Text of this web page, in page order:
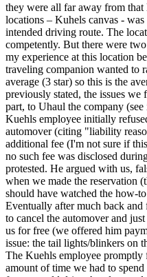
they were all far away from
locations – Kuhels canvas -
intended driving route. The
competently. But there were
my experience at this location
traveling companion wanted to
average (3 star) so this is the
previously stated, the issues we
part, to Uhaul the company
Kuehls employee initially
automover (citing "liability
additional fee (I'm not sure if
no such fee was disclosed
protested. He argued with us,
when we made the reservation
should have watched the how-
Eventually after much back
to cancel the automover and
us for free (we offered him
issue: the tail lights/blinkers on
The Kuehls employee promptly
amount of time we had to